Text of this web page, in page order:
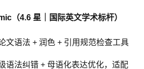
（4.6 星｜国际英文学术标杆）
文语法 + 润色 + 引用规范检查工具
语法纠错 + 母语化表达优化，适配